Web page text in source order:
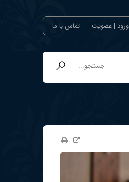
ورود | عضویت تماس با ما